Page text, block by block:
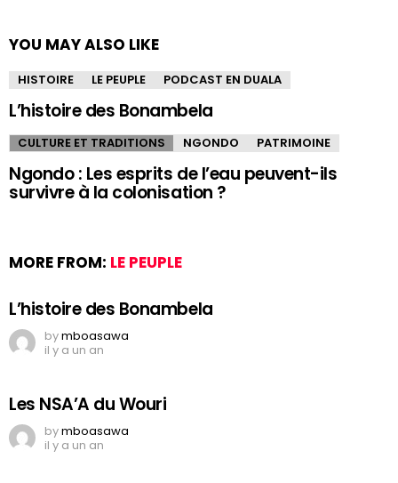
YOU MAY ALSO LIKE
HISTOIRE LE PEUPLE PODCAST EN DUALA
L’histoire des Bonambela
CULTURE ET TRADITIONS NGONDO PATRIMOINE
Ngondo : Les esprits de l’eau peuvent-ils
survivre à la colonisation ?
MORE FROM: LE PEUPLE
L’histoire des Bonambela
bymboasawa
il y a un an
Les NSA’A du Wouri
bymboasawa
il y a un an